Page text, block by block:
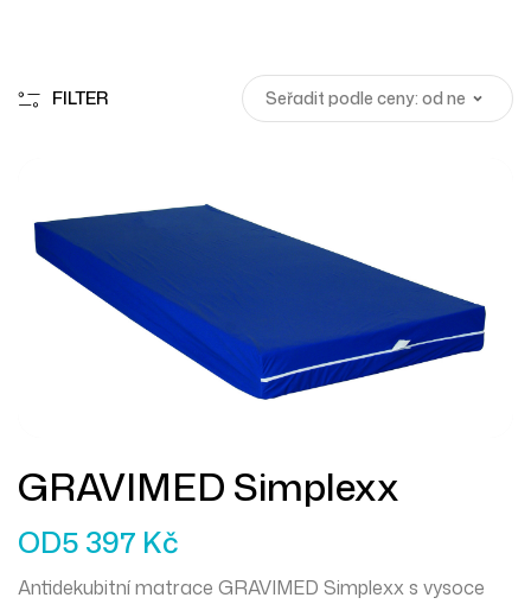
FILTER
GRAVIMED Simplexx
OD5 397 Kč
Antidekubitní matrace GRAVIMED Simplexx s vysoce